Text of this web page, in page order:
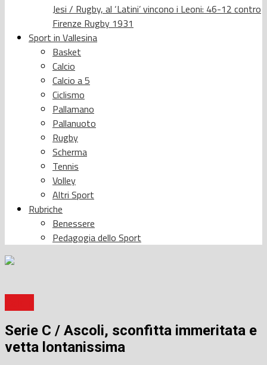
Jesi / Rugby, al ‘Latini’ vincono i Leoni: 46-12 contro
Firenze Rugby 1931
Sport in Vallesina
Basket
Calcio
Calcio a 5
Ciclismo
Pallamano
Pallanuoto
Rugby
Scherma
Tennis
Volley
Altri Sport
Rubriche
Benessere
Pedagogia dello Sport
Serie C / Ascoli, sconfitta immeritata e
vetta lontanissima